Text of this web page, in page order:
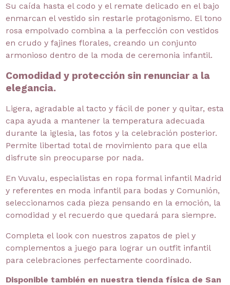
Su caída hasta el codo y el remate delicado en el bajo
enmarcan el vestido sin restarle protagonismo. El tono
rosa empolvado combina a la perfección con vestidos
en crudo y fajines florales, creando un conjunto
armonioso dentro de la moda de ceremonia infantil.
Comodidad y protección sin renunciar a la
elegancia.
Ligera, agradable al tacto y fácil de poner y quitar, esta
capa ayuda a mantener la temperatura adecuada
durante la iglesia, las fotos y la celebración posterior.
Permite libertad total de movimiento para que ella
disfrute sin preocuparse por nada.
En Vuvalu, especialistas en ropa formal infantil Madrid
y referentes en moda infantil para bodas y Comunión,
seleccionamos cada pieza pensando en la emoción, la
comodidad y el recuerdo que quedará para siempre.
Completa el look con nuestros zapatos de piel y
complementos a juego para lograr un outfit infantil
para celebraciones perfectamente coordinado.
Disponible también en nuestra tienda física de San